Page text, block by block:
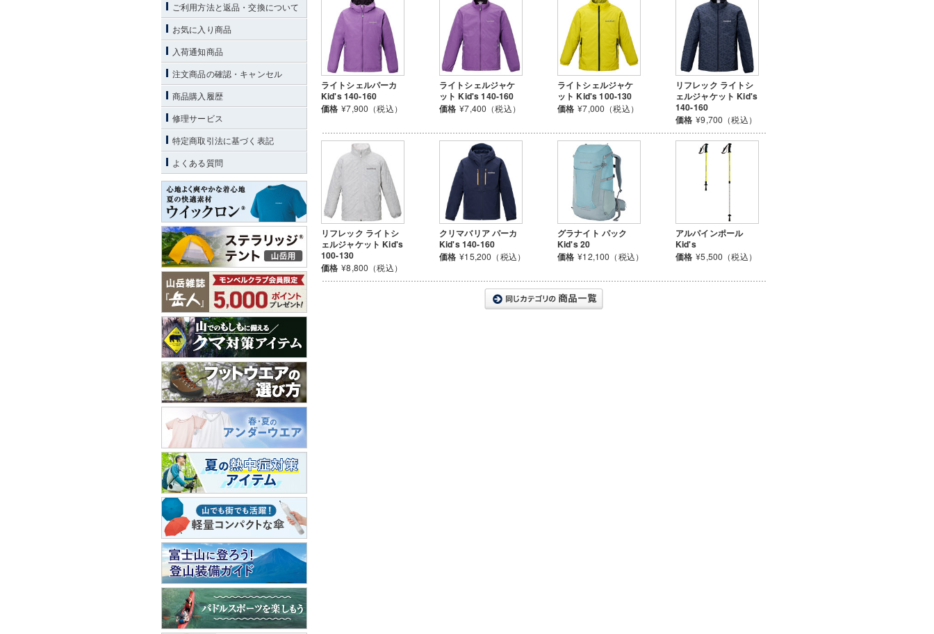
ライトシェルパーカ
Kid's 140-160
価格 ¥7,900（税込）
ライトシェルジャケ
ット Kid's 140-160
価格 ¥7,400（税込）
ライトシェルジャケ
ット Kid's 100-130
価格 ¥7,000（税込）
リフレック ライトシ
ェルジャケット Kid's
140-160
価格 ¥9,700（税込）
リフレック ライトシ
ェルジャケット Kid's
100-130
価格 ¥8,800（税込）
クリマバリア パーカ
Kid's 140-160
価格 ¥15,200（税込）
グラナイト パック
Kid's 20
価格 ¥12,100（税込）
アルパインポール
Kid's
価格 ¥5,500（税込）
ご利用方法と返品・交換について
お気に入り商品
入荷通知商品
注文商品の確認・キャンセル
商品購入履歴
修理サービス
特定商取引法に基づく表記
よくある質問